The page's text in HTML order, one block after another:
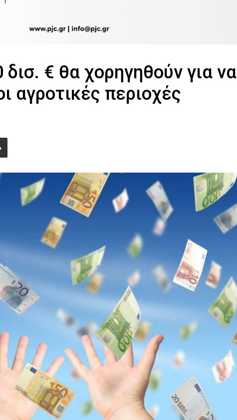
€ θα χορηγηθούν για να
αγροτικές περιοχές